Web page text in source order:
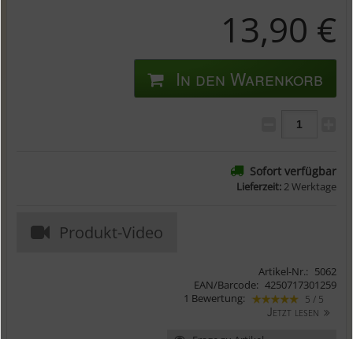
13,90 €
In den Warenkorb
Sofort verfügbar
Lieferzeit: 2 Werktage
Produkt-Video
Artikel-Nr.: 5062
EAN/Barcode: 4250717301259
1 Bewertung:
5 / 5
Jetzt lesen